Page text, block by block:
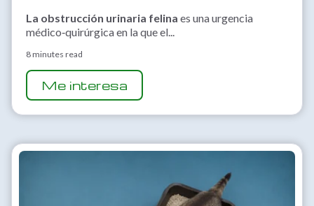
La obstrucción urinaria felina es una urgencia
médico‑quirúrgica en la que el...
8 minutes read
Me interesa